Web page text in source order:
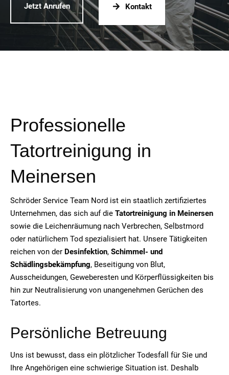
Jetzt Anrufen Kontakt
Professionelle
Tatortreinigung in
Meinersen
Schröder Service Team Nord ist ein staatlich zertifiziertes
Unternehmen, das sich auf die Tatortreinigung in Meinersen
sowie die Leichenräumung nach Verbrechen, Selbstmord
oder natürlichem Tod spezialisiert hat. Unsere Tätigkeiten
reichen von der Desinfektion, Schimmel- und
Schädlingsbekämpfung, Beseitigung von Blut,
Ausscheidungen, Geweberesten und Körperflüssigkeiten bis
hin zur Neutralisierung von unangenehmen Gerüchen des
Tatortes.
Persönliche Betreuung
Uns ist bewusst, dass ein plötzlicher Todesfall für Sie und
Ihre Angehörigen eine schwierige Situation ist. Deshalb